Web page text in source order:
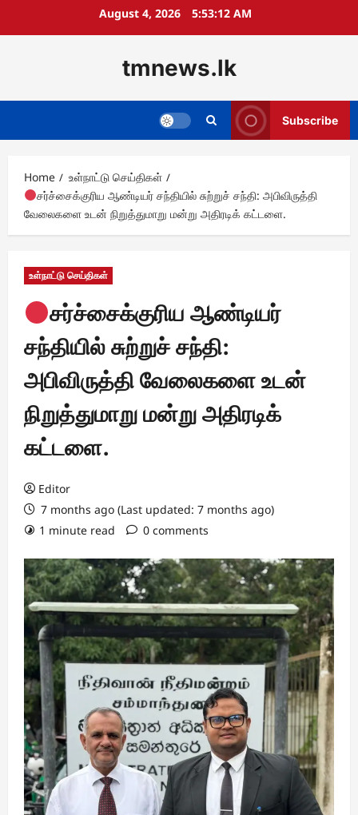
August 4, 2026 5:53:13 AM
tmnews.lk
Subscribe
Home
உள்நாட்டு செய்திகள்
சர்ச்சைக்குரிய ஆண்டியர் சந்தியில் சுற்றுச் சந்தி: அபிவிருத்தி
வேலைகளை உடன் நிறுத்துமாறு மன்று அதிரடிக் கட்டளை.
உள்நாட்டு செய்திகள்
சர்ச்சைக்குரிய ஆண்டியர்
சந்தியில் சுற்றுச் சந்தி:
அபிவிருத்தி வேலைகளை உடன்
நிறுத்துமாறு மன்று அதிரடிக்
கட்டளை.
Editor
7 months ago (Last updated: 7 months ago)
1 minute read
0 comments